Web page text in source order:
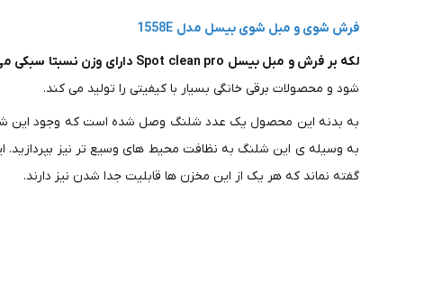
فرش شوی و مبل شوی بیسل مدل 1558E
لکه بر فرش و مبل بیسل Spot clean pro دارای وزن نسبتا سبکی می باشد
شود و محصولات برقی خانگی بسیار با کیفیتی را تولید می کند.
به بدنه این محصول یک عدد شلنگ وصل شده است که وجود این
به وسیله ی این شلنگ به نظافت محیط های وسیع تر نیز بپردازید.
گفته نماند که هر یک از این مخزن ها قابلیت جدا شدن نیز دارند.